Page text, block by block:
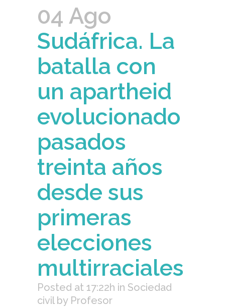
04 Ago
Sudáfrica. La
batalla con
un apartheid
evolucionado
pasados
treinta años
desde sus
primeras
elecciones
multirraciales
Posted at 17:22h in Sociedad
civil by Profesor